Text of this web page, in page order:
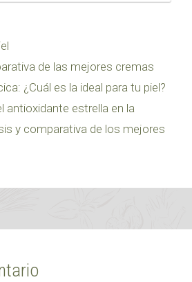
de las mejores cremas
¿Cuál es la ideal para tu piel?
antioxidante estrella en la
y comparativa de los mejores